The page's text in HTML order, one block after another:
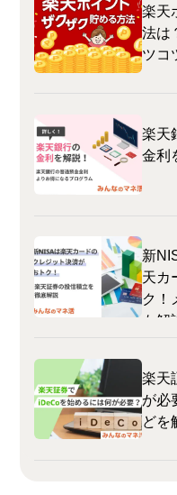
楽天
法は
ツコ
楽天
金利
新
天カ
ク！
も解
楽天
が必
どを